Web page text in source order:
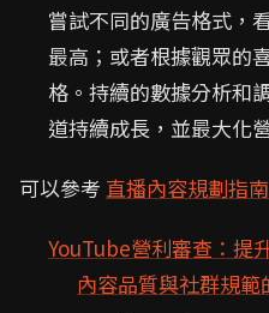
嘗試不同的廣告格式，
最高；或者根據觀眾的
格。持續的數據分析和
道持續成長，並最大化
可以參考 直播內容規劃指
YouTube營利審查：提
內容品質與社群規